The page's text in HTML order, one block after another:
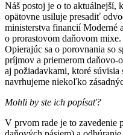
Náš postoj je o to aktuálnejší,
opätovne usiluje presadiť
ministerstva financií Moderné
o prorastovom daňovom
Opierajúc sa o porovnania so
príjmov a priemerom
aj požiadavkami, ktoré súvisia
navrhujeme niekoľko
Mohli by ste ich popísať?
V prvom rade je to zavedenie